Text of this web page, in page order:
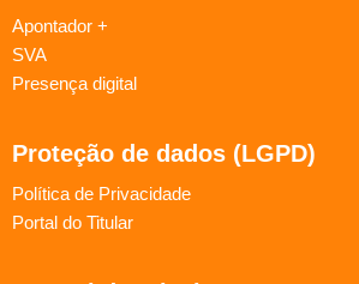
Apontador +
SVA
Presença digital
Proteção de dados (LGPD)
Política de Privacidade
Portal do Titular